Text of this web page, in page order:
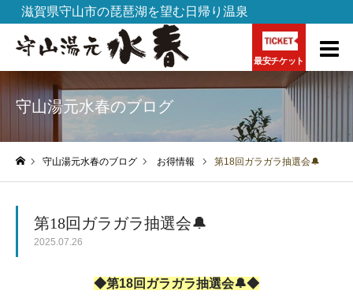
滋賀県守山市の琵琶湖を望む日帰り温泉
最安チケット
守山湯元水春のブログ
守山湯元水春のブログ お得情報 第18回ガラガラ抽選会🔔
第18回ガラガラ抽選会🔔
2025.07.26
◆第18回ガラガラ抽選会🔔◆